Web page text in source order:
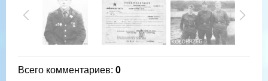
Всего комментариев: 0